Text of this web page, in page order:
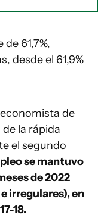
61,7%,
desde el 61,9%
de
la rápida
el segundo
se mantuvo
de 2022
irregulares), en
18.